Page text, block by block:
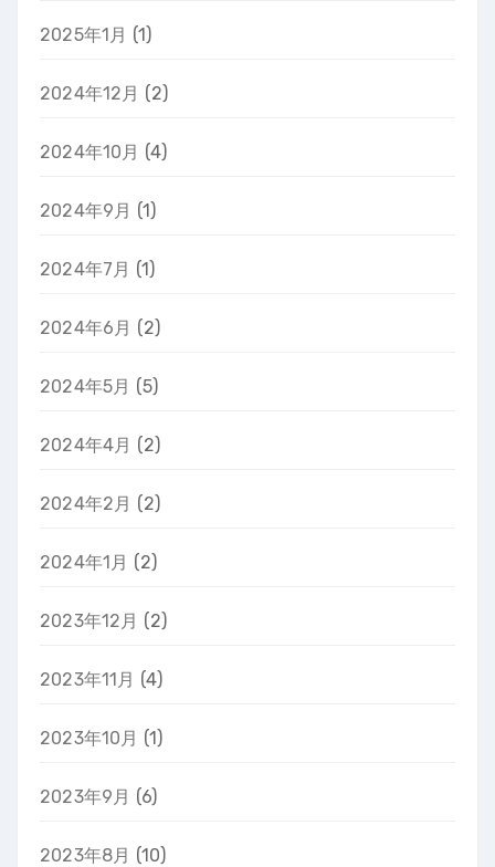
2025年1月 (1)
2024年12月 (2)
2024年10月 (4)
2024年9月 (1)
2024年7月 (1)
2024年6月 (2)
2024年5月 (5)
2024年4月 (2)
2024年2月 (2)
2024年1月 (2)
2023年12月 (2)
2023年11月 (4)
2023年10月 (1)
2023年9月 (6)
2023年8月 (10)